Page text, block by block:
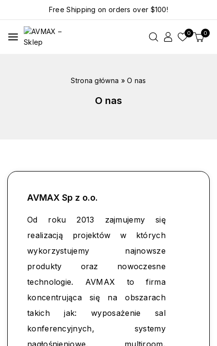
Free Shipping on orders over $100!
0 0
Strona główna »O nas
O nas
AVMAX Sp z o.o.
Od roku 2013 zajmujemy się
realizacją projektów w których
wykorzystujemy najnowsze
produkty oraz nowoczesne
technologie. AVMAX to firma
koncentrująca się na obszarach
takich jak: wyposażenie sal
konferencyjnych, systemy
nagłośnieniowe, multiroom,